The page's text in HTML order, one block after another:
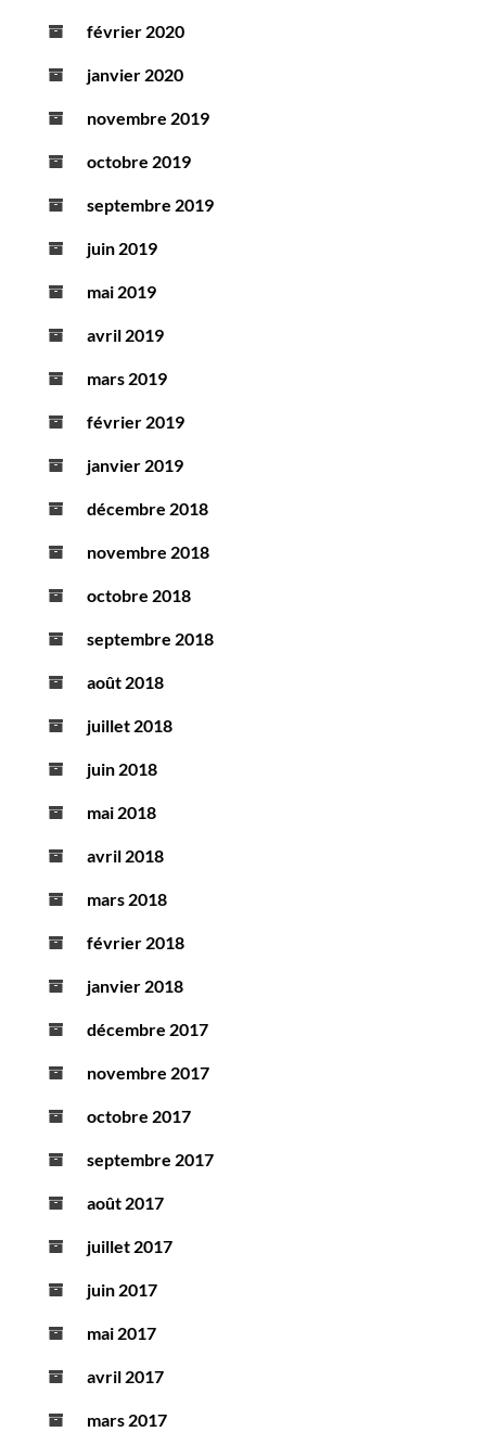
février 2020
janvier 2020
novembre 2019
octobre 2019
septembre 2019
juin 2019
mai 2019
avril 2019
mars 2019
février 2019
janvier 2019
décembre 2018
novembre 2018
octobre 2018
septembre 2018
août 2018
juillet 2018
juin 2018
mai 2018
avril 2018
mars 2018
février 2018
janvier 2018
décembre 2017
novembre 2017
octobre 2017
septembre 2017
août 2017
juillet 2017
juin 2017
mai 2017
avril 2017
mars 2017